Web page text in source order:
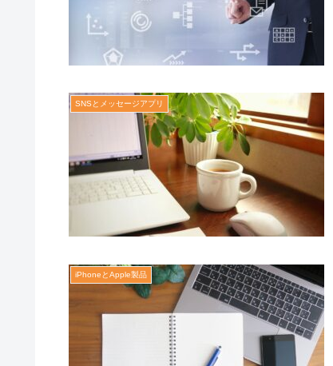
SNSとメッセージアプリ
iPhoneとApple製品